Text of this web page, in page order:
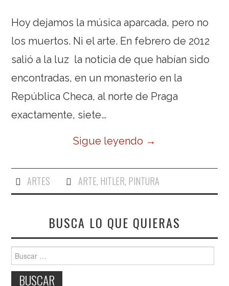
Hoy dejamos la música aparcada, pero no
los muertos. Ni el arte. En febrero de 2012
salió a la luz la noticia de que habían sido
encontradas, en un monasterio en la
República Checa, al norte de Praga
exactamente, siete…
Sigue leyendo →
ARTES ARTE, HITLER, PINTURA
BUSCA LO QUE QUIERAS
Buscar: